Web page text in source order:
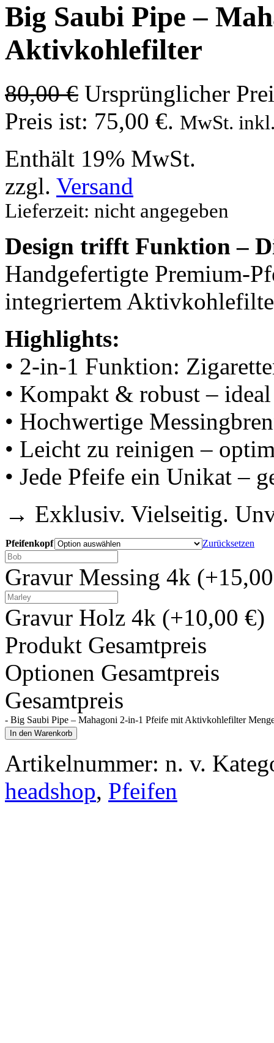
Big Saubi Pipe –
Aktivkohlefilter
80,00€ Ursprünglicher
Preis ist: 75,00 €. MwSt.
Enthält 19% MwSt.
zzgl. Versand
Lieferzeit: nicht angegeben
Design trifft Funktion –
Handgefertigte Premium-
integriertem
Highlights:
• 2-in-1 Funktion:
• Kompakt & robust –
• Hochwertige
• Leicht zu reinigen –
• Jede Pfeife ein Unikat –
→ Exklusiv. Vielseitig.
Pfeifenkopf Zurücksetzen
Gravur Messing 4k
Gravur Holz 4k (+10,00 €)
Produkt Gesamtpreis
Optionen Gesamtpreis
Gesamtpreis
- Big Saubi Pipe – Mahagoni 2-in-1 Pfeife mit Aktivkohlefilter
In den Warenkorb
Artikelnummer: n. v.
headshop, Pfeifen